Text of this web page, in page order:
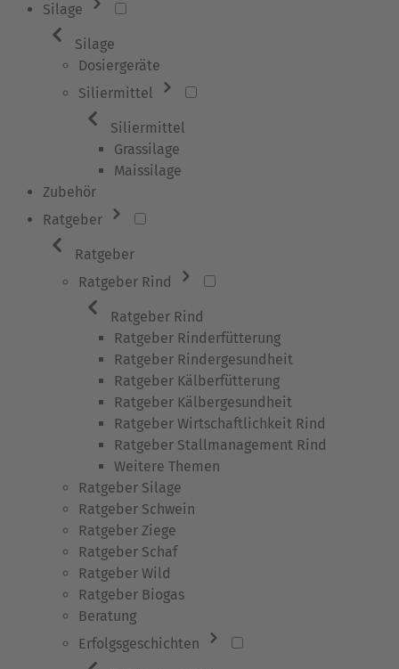
Silage
Silage
Dosiergeräte
Siliermittel
Siliermittel
Grassilage
Maissilage
Zubehör
Ratgeber
Ratgeber
Ratgeber Rind
Ratgeber Rind
Ratgeber Rinderfütterung
Ratgeber Rindergesundheit
Ratgeber Kälberfütterung
Ratgeber Kälbergesundheit
Ratgeber Wirtschaftlichkeit Rind
Ratgeber Stallmanagement Rind
Weitere Themen
Ratgeber Silage
Ratgeber Schwein
Ratgeber Ziege
Ratgeber Schaf
Ratgeber Wild
Ratgeber Biogas
Beratung
Erfolgsgeschichten